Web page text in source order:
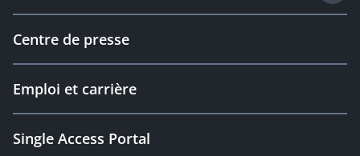
Centre de presse
Emploi et carrière
Single Access Portal